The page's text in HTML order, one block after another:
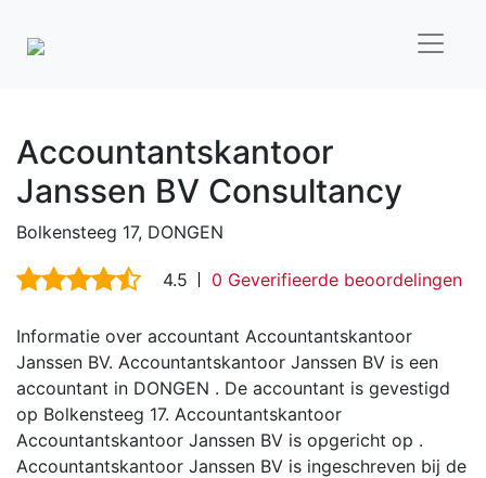
Accountantskantoor
Janssen BV Consultancy
Bolkensteeg 17, DONGEN
4.5 0 Geverifieerde beoordelingen
Informatie over accountant Accountantskantoor
Janssen BV. Accountantskantoor Janssen BV is een
accountant in DONGEN . De accountant is gevestigd
op Bolkensteeg 17. Accountantskantoor
Accountantskantoor Janssen BV is opgericht op .
Accountantskantoor Janssen BV is ingeschreven bij de